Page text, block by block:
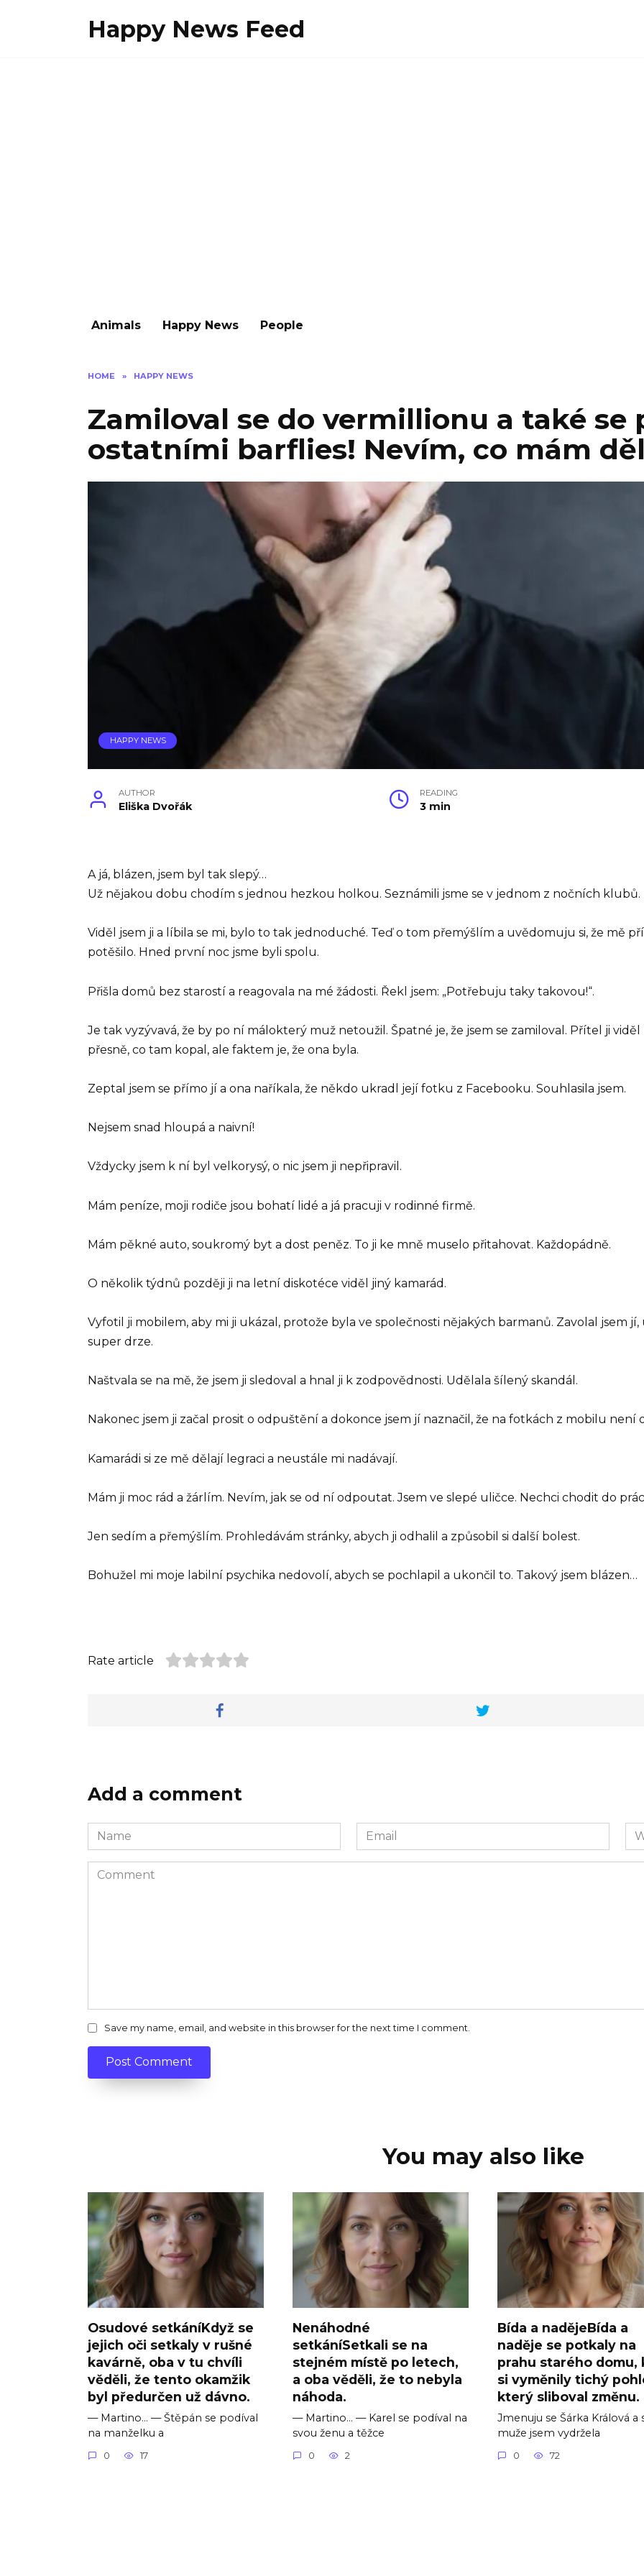
Happy News Feed
Animals Happy News People
HOME » HAPPY NEWS
Zamiloval se do vermillionu a také se
ostatními barflies! Nevím, co mám
HAPPY NEWS
AUTHOR
Eliška Dvořák
READING
3 min
A já, blázen, jsem byl tak slepý…
Už nějakou dobu chodím s jednou hezkou holkou. Seznámili jsme se v jednom z nočních klubů.
Viděl jsem ji a líbila se mi, bylo to tak jednoduché. Teď o tom přemýšlím a uvědomuju si, že mě
potěšilo. Hned první noc jsme byli spolu.
Přišla domů bez starostí a reagovala na mé žádosti. Řekl jsem: „Potřebuju taky takovou!“.
Je tak vyzývavá, že by po ní málokterý muž netoužil. Špatné je, že jsem se zamiloval. Přítel ji
přesně, co tam kopal, ale faktem je, že ona byla.
Zeptal jsem se přímo jí a ona naříkala, že někdo ukradl její fotku z Facebooku. Souhlasila jsem.
Nejsem snad hloupá a naivní!
Vždycky jsem k ní byl velkorysý, o nic jsem ji nepřipravil.
Mám peníze, moji rodiče jsou bohatí lidé a já pracuji v rodinné firmě.
Mám pěkné auto, soukromý byt a dost peněz. To ji ke mně muselo přitahovat. Každopádně.
O několik týdnů později ji na letní diskotéce viděl jiný kamarád.
Vyfotil ji mobilem, aby mi ji ukázal, protože byla ve společnosti nějakých barmanů. Zavolal jsem
super drze.
Naštvala se na mě, že jsem ji sledoval a hnal ji k zodpovědnosti. Udělala šílený skandál.
Nakonec jsem ji začal prosit o odpuštění a dokonce jsem jí naznačil, že na fotkách z mobilu není
Kamarádi si ze mě dělají legraci a neustále mi nadávají.
Mám ji moc rád a žárlím. Nevím, jak se od ní odpoutat. Jsem ve slepé uličce. Nechci chodit do
Jen sedím a přemýšlím. Prohledávám stránky, abych ji odhalil a způsobil si další bolest.
Bohužel mi moje labilní psychika nedovolí, abych se pochlapil a ukončil to. Takový jsem blázen…
Rate article
Add a comment
Name
*
Email
*
Comment
Save my name, email, and website in this browser for the next time I comment.
You may also like
Osudové setkáníKdyž se
jejich oči setkaly v rušné
kavárně, oba v tu chvíli
věděli, že tento okamžik
byl předurčen už dávno.
— Martino… — Štěpán se podíval
na manželku a
0 17
Nenáhodné
setkáníSetkali se na
stejném místě po letech,
a oba věděli, že to nebyla
náhoda.
— Martino… — Karel se podíval na
svou ženu a těžce
0 2
Bída a nadějeBída a
naděje se potkaly na
prahu starého domu,
si vyměnily tichý
který sliboval změnu.
Jmenuju se Šárka Králová a
muže jsem vydržela
0 72